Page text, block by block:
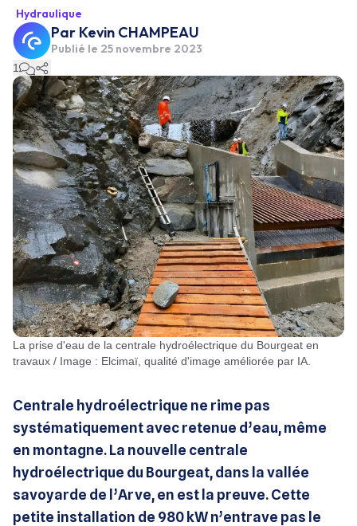
Hydraulique
Par Kevin CHAMPEAU
Publié le 25 novembre 2023
1
La prise d'eau de la centrale hydroélectrique du Bourgeat en
travaux / Image : Elcimaï, qualité d'image améliorée par IA.
Centrale hydroélectrique ne rime pas
systématiquement avec retenue d’eau, même
en montagne. La nouvelle centrale
hydroélectrique du Bourgeat, dans la vallée
savoyarde de l’Arve, en est la preuve. Cette
petite installation de 980 kW n’entrave pas le